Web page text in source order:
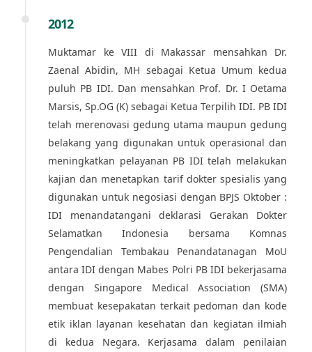
2012
Muktamar ke VIII di Makassar mensahkan Dr.
Zaenal Abidin, MH sebagai Ketua Umum kedua
puluh PB IDI. Dan mensahkan Prof. Dr. I Oetama
Marsis, Sp.OG (K) sebagai Ketua Terpilih IDI. PB IDI
telah merenovasi gedung utama maupun gedung
belakang yang digunakan untuk operasional dan
meningkatkan pelayanan PB IDI telah melakukan
kajian dan menetapkan tarif dokter spesialis yang
digunakan untuk negosiasi dengan BPJS Oktober :
IDI menandatangani deklarasi Gerakan Dokter
Selamatkan Indonesia bersama Komnas
Pengendalian Tembakau Penandatanagan MoU
antara IDI dengan Mabes Polri PB IDI bekerjasama
dengan Singapore Medical Association (SMA)
membuat kesepakatan terkait pedoman dan kode
etik iklan layanan kesehatan dan kegiatan ilmiah
di kedua Negara. Kerjasama dalam penilaian